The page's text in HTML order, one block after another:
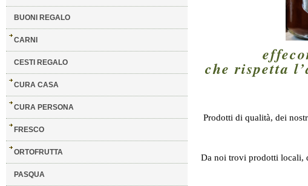
BUONI REGALO
CARNI
CESTI REGALO
CURA CASA
CURA PERSONA
FRESCO
ORTOFRUTTA
PASQUA
che rispetta
Prodotti di qualità, dei
Da noi trovi prodotti locali,